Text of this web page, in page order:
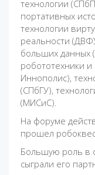
технологии
портативных
технологии
реальности
больших данных
робототехники
Иннополис),
(СПбГУ),
(МИСиС).
На форуме
прошел
Большую роль в
сыграли его